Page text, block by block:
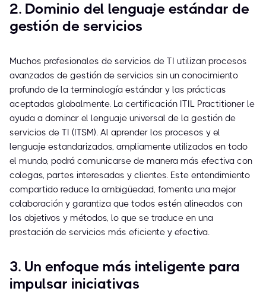
2. Dominio del lenguaje estándar de
gestión de servicios
Muchos profesionales de servicios de TI utilizan procesos
avanzados de gestión de servicios sin un conocimiento
profundo de la terminología estándar y las prácticas
aceptadas globalmente. La certificación ITIL Practitioner le
ayuda a dominar el lenguaje universal de la gestión de
servicios de TI (ITSM). Al aprender los procesos y el
lenguaje estandarizados, ampliamente utilizados en todo
el mundo, podrá comunicarse de manera más efectiva con
colegas, partes interesadas y clientes. Este entendimiento
compartido reduce la ambigüedad, fomenta una mejor
colaboración y garantiza que todos estén alineados con
los objetivos y métodos, lo que se traduce en una
prestación de servicios más eficiente y efectiva.
3. Un enfoque más inteligente para
impulsar iniciativas